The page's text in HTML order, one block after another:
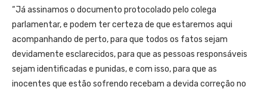
“Já assinamos o documento protocolado pelo colega
parlamentar, e podem ter certeza de que estaremos aqui
acompanhando de perto, para que todos os fatos sejam
devidamente esclarecidos, para que as pessoas responsáveis
sejam identificadas e punidas, e com isso, para que as
inocentes que estão sofrendo recebam a devida correção no